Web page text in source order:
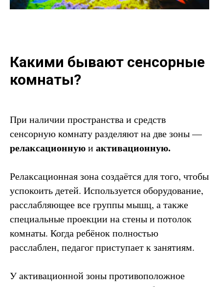
Какими бывают сенсорные
комнаты?
При наличии пространства и средств
сенсорную комнату разделяют на две зоны —
релаксационнуюиактивационную.
Релаксационная зона создаётся для того, чтобы
успокоить детей. Используется оборудование,
расслабляющее все группы мышц, а также
специальные проекции на стены и потолок
комнаты. Когда ребёнок полностью
расслаблен, педагог приступает к занятиям.
У активационной зоны противоположное